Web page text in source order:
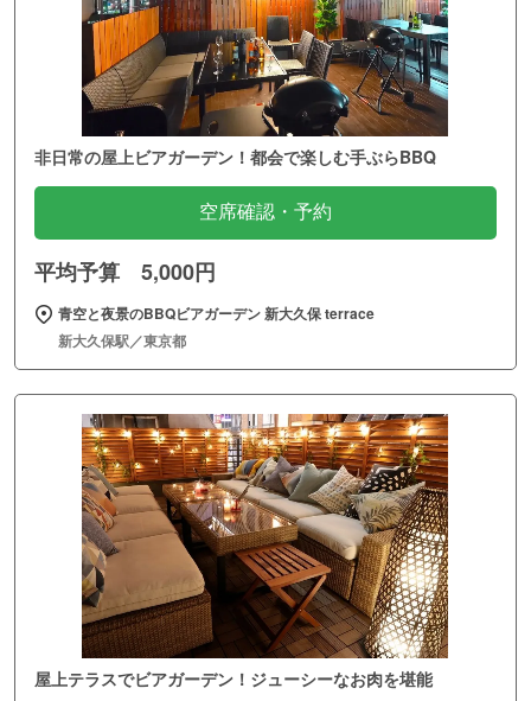
非日常の屋上ビアガーデン！都会で楽しむ手ぶらBBQ
空席確認・予約
平均予算 5,000円
青空と夜景のBBQビアガーデン 新大久保 terrace
新大久保駅／東京都
屋上テラスでビアガーデン！ジューシーなお肉を堪能